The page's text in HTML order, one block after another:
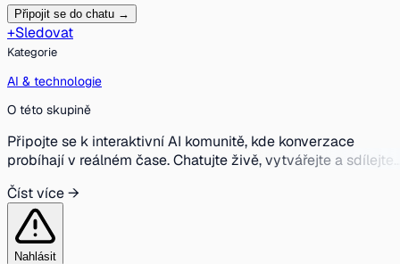
Připojit se do chatu →
+Sledovat
Kategorie
AI & technologie
O této skupině
Připojte se k interaktivní AI komunitě, kde konverzace
probíhají v reálném čase. Chatujte živě, vytvářejte a sdílejte
skupinových diskusí.
Číst více →
Nahlásit